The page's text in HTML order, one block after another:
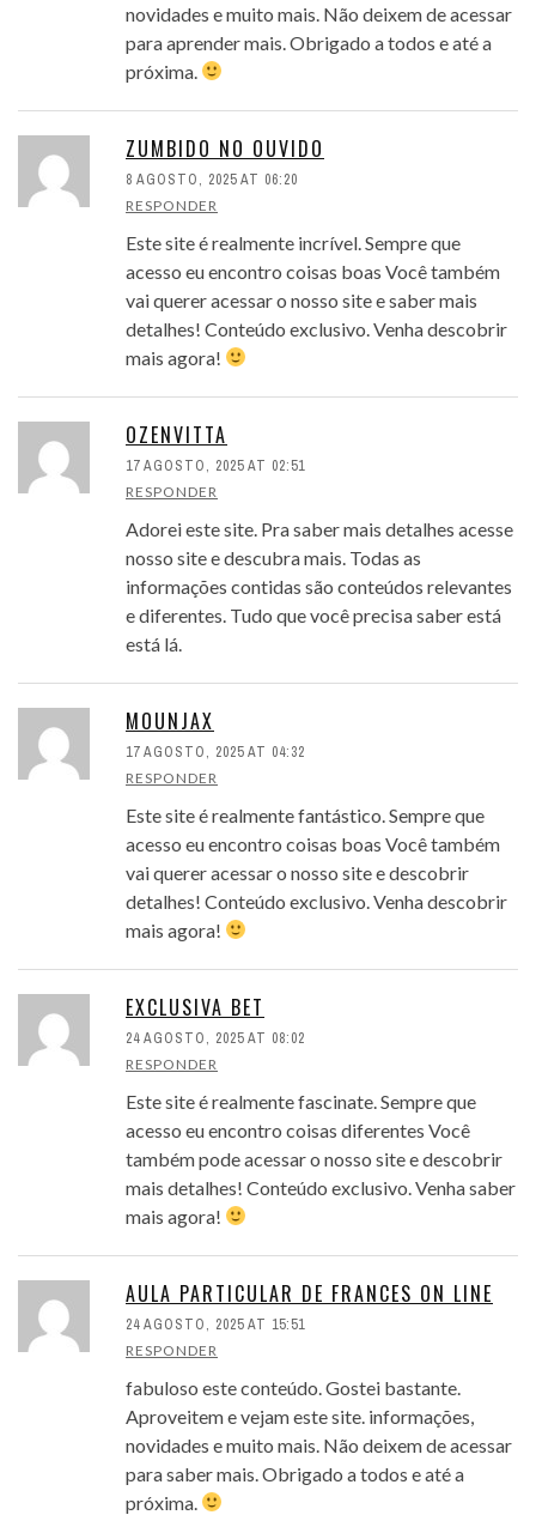
novidades e muito mais. Não deixem de acessar
para aprender mais. Obrigado a todos e até a
próxima.
ZUMBIDO NO OUVIDO
8 AGOSTO, 2025 AT 06:20
RESPONDER
Este site é realmente incrível. Sempre que
acesso eu encontro coisas boas Você também
vai querer acessar o nosso site e saber mais
detalhes! Conteúdo exclusivo. Venha descobrir
mais agora!
OZENVITTA
17 AGOSTO, 2025 AT 02:51
RESPONDER
Adorei este site. Pra saber mais detalhes acesse
nosso site e descubra mais. Todas as
informações contidas são conteúdos relevantes
e diferentes. Tudo que você precisa saber está
está lá.
MOUNJAX
17 AGOSTO, 2025 AT 04:32
RESPONDER
Este site é realmente fantástico. Sempre que
acesso eu encontro coisas boas Você também
vai querer acessar o nosso site e descobrir
detalhes! Conteúdo exclusivo. Venha descobrir
mais agora!
EXCLUSIVA BET
24 AGOSTO, 2025 AT 08:02
RESPONDER
Este site é realmente fascinate. Sempre que
acesso eu encontro coisas diferentes Você
também pode acessar o nosso site e descobrir
mais detalhes! Conteúdo exclusivo. Venha saber
mais agora!
AULA PARTICULAR DE FRANCES ON LINE
24 AGOSTO, 2025 AT 15:51
RESPONDER
fabuloso este conteúdo. Gostei bastante.
Aproveitem e vejam este site. informações,
novidades e muito mais. Não deixem de acessar
para saber mais. Obrigado a todos e até a
próxima.